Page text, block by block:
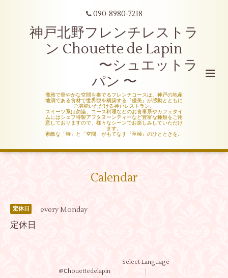
090-8980-7218
神戸北野フレンチレストラ
ン Chouette de Lapin
〜シュエットラ
パン 〜
優雅で華やかな空間を奏でるフレンチコースは、神戸の地産
地消である食材で世界観を構築する『優美』が感動とともに
ご堪能いただける神戸レストラン。
スイーツ系は勿論、コース料理などのお食事系やカフェタイ
ムにはシェフ特製アフタヌーンティーなど豊富な種類をご用
意しておりますので、様々なシーンでお楽しみしていただけ
ます。
素敵な「時」と「空間」がもてなす『至極』のひとときを。
Calendar
定休日 every Monday
定休日
@Ⅽhouettedelapin
Select Language